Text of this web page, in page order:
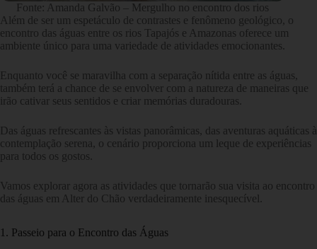
Fonte: Amanda Galvão – Mergulho no encontro dos rios
Além de ser um espetáculo de contrastes e fenômeno geológico, o
encontro das águas entre os rios Tapajós e Amazonas oferece um
ambiente único para uma variedade de atividades emocionantes.
Enquanto você se maravilha com a separação nítida entre as águas,
também terá a chance de se envolver com a natureza de maneiras que
irão cativar seus sentidos e criar memórias duradouras.
Das águas refrescantes às vistas panorâmicas, das aventuras aquáticas à
contemplação serena, o cenário proporciona um leque de experiências
para todos os gostos.
Vamos explorar agora as atividades que tornarão sua visita ao encontro
das águas em Alter do Chão verdadeiramente inesquecível.
1. Passeio para o Encontro das Águas